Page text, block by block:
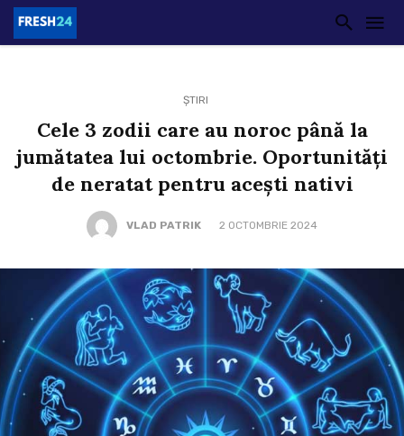
ȘTIRI
Cele 3 zodii care au noroc până la
jumătatea lui octombrie. Oportunități
de neratat pentru acești nativi
VLAD PATRIK 2 OCTOMBRIE 2024